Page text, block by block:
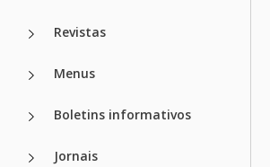
Revistas
Menus
Boletins informativos
Jornais